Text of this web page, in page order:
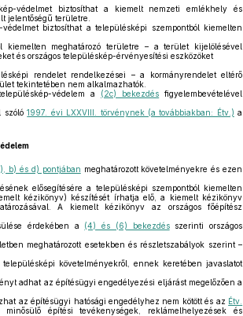
védelmet biztosíthat a kiemelt nemzeti emlékhely és
jelentőségű területre.
biztosíthat a településképi szempontból kiemelten
kiemelten meghatározó területre – a terület kijelölésével
és országos településkép-érvényesítési eszközöket
rendelet rendelkezései – a kormányrendelet eltérő
tekintetében nem alkalmazhatók.
védelem a (2c) bekezdés figyelembevételével
szóló1997. évi LXXVIII. törvénynek (a továbbiakban: Étv.) a
b) és d) pontjában meghatározott követelményekre és ezen
elősegítésére a településképi szempontból kiemelten
kézikönyv) készítését írhatja elő, a kiemelt kézikönyv
A kiemelt kézikönyv az országos főépítész
érdekében a (4) és (6) bekezdésszerinti országos
meghatározott esetekben és részletszabályok szerint –
követelményekről, ennek keretében javaslatot
adhat az építésügyi engedélyezési eljárást megelőzően a
az építésügyi hatósági engedélyhez nem kötött és az Étv.
építési tevékenységek, reklámelhelyezések és